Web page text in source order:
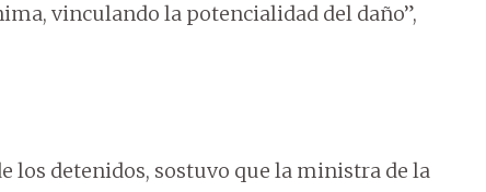
vinculando la potencialidad del daño”,
los detenidos, sostuvo que la ministra de la